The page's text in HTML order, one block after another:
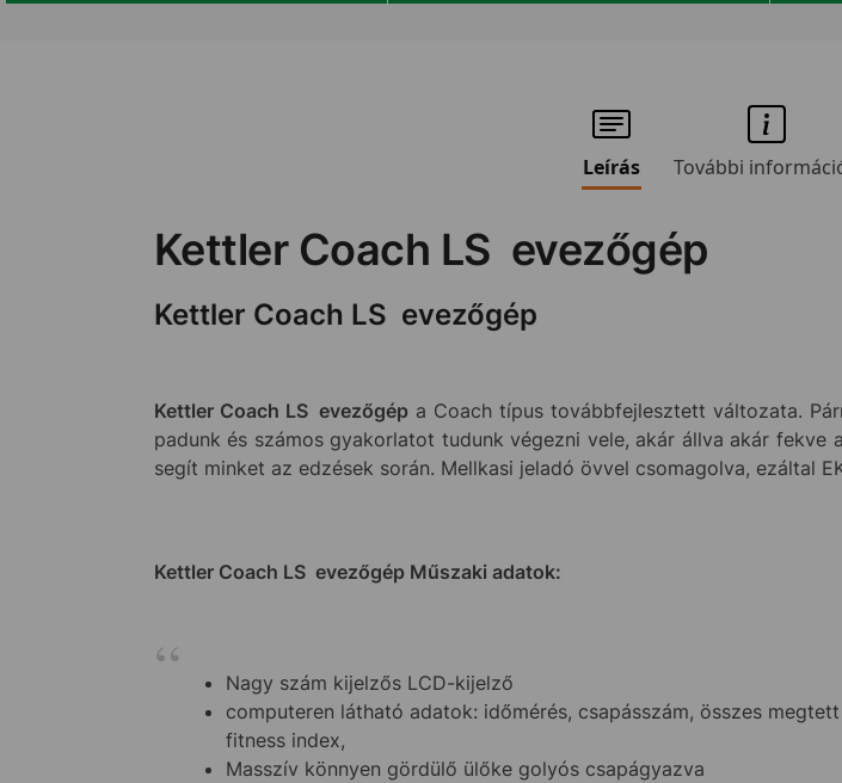
Leírás További
Kettler Coach LS evezőgép
Kettler Coach LS evezőgép
Kettler Coach LS evezőgép a Coach típus továbbfejlesztett változata.
padunk és számos gyakorlatot tudunk végezni vele, akár állva akár
segít minket az edzések során. Mellkasi jeladó övvel csomagolva, ezáltal
Kettler Coach LS evezőgép Műszaki adatok:
Nagy szám kijelzős LCD-kijelző
computeren látható adatok: időmérés, csapásszám, összes
fitness index,
Masszív könnyen gördülő ülőke golyós csapágyazva